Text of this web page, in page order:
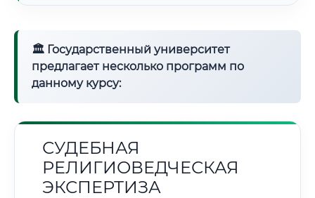
🏛 Государственный университет
предлагает несколько программ по
данному курсу:
СУДЕБНАЯ
РЕЛИГИОВЕДЧЕСКАЯ
ЭКСПЕРТИЗА